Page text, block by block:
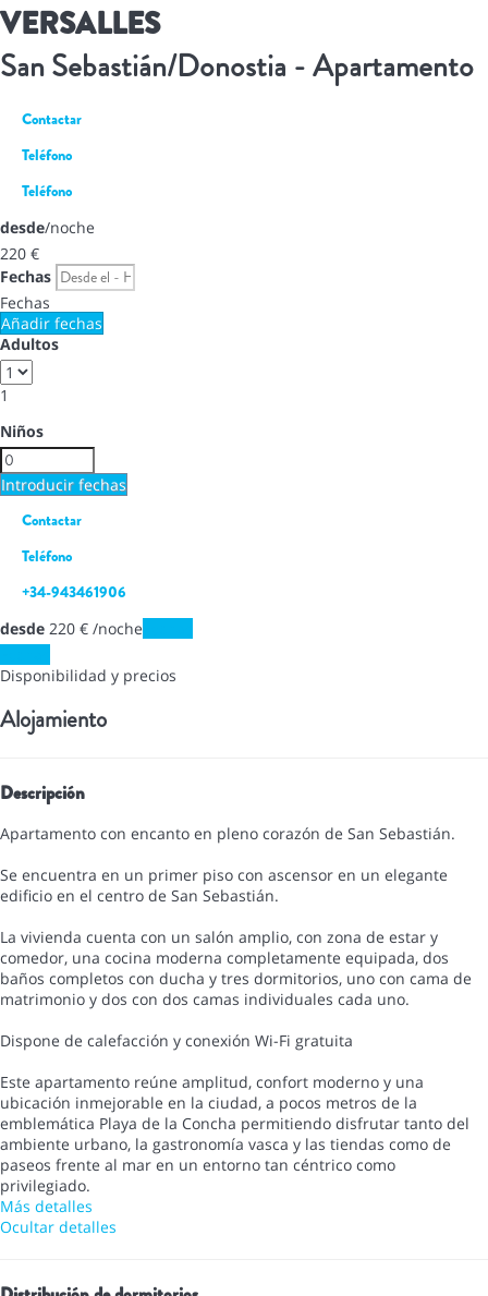
VERSALLES
San Sebastián/Donostia -Apartamento
Contactar
Teléfono
Teléfono
desde/noche
220 €
Fechas
Fechas
Añadir fechas
Adultos
1
Niños
Introducir fechas
Contactar
Teléfono
+34-943461906
desde 220 € /noche
Disponibilidad y precios
Alojamiento
Descripción
Apartamento con encanto en pleno corazón de San Sebastián.
Se encuentra en un primer piso con ascensor en un elegante
edificio en el centro de San Sebastián.
La vivienda cuenta con un salón amplio, con zona de estar y
comedor, una cocina moderna completamente equipada, dos
baños completos con ducha y tres dormitorios, uno con cama de
matrimonio y dos con dos camas individuales cada uno.
Dispone de calefacción y conexión Wi-Fi gratuita
Este apartamento reúne amplitud, confort moderno y una
ubicación inmejorable en la ciudad, a pocos metros de la
emblemática Playa de la Concha permitiendo disfrutar tanto del
ambiente urbano, la gastronomía vasca y las tiendas como de
paseos frente al mar en un entorno tan céntrico como
privilegiado.
Más detalles
Ocultar detalles